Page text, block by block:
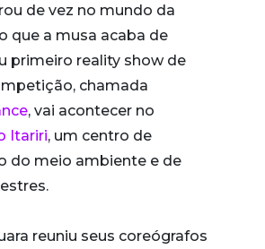
de vez no mundo da
que a musa acaba de
primeiro reality show de
chamada
, vai acontecer no
Itariri, um centro de
do meio ambiente e de
reuniu seus coreógrafos